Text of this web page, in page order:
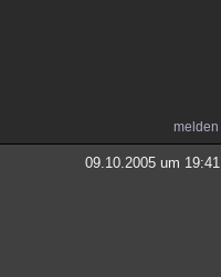
melden
09.10.2005 um 19:41